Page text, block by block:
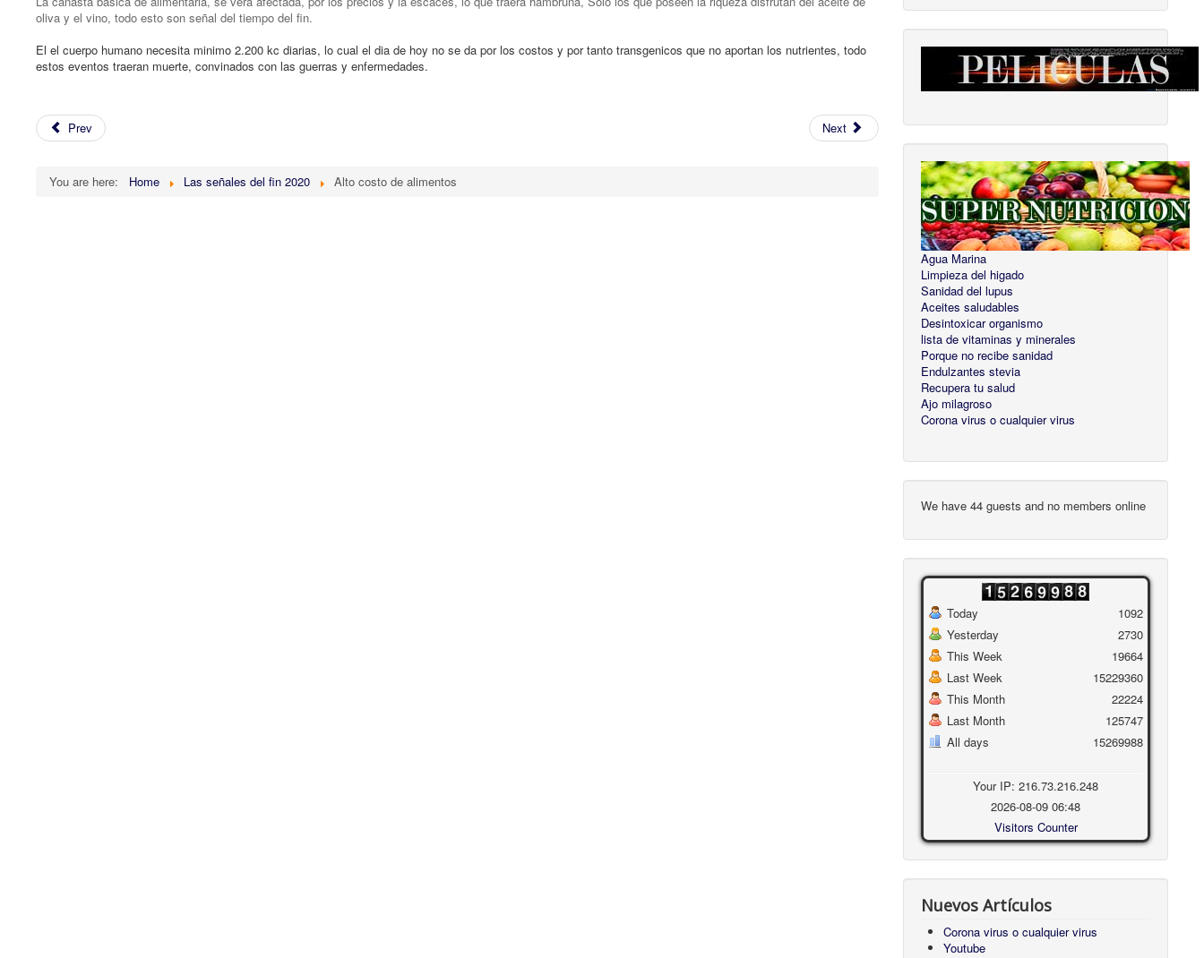
oliva y el vino, todo esto son señal del tiempo del fin.
El el cuerpo humano necesita minimo 2.200 kc diarias, lo cual el dia de hoy no se da por los costos y por tanto transgenicos que no aportan los nutrientes, todo
estos eventos traeran muerte, convinados con las guerras y enfermedades.
Prev Next
You are here: Home Las señales del fin 2020 Alto costo de alimentos
Agua Marina
Limpieza del higado
Sanidad del lupus
Aceites saludables
Desintoxicar organismo
lista de vitaminas y minerales
Porque no recibe sanidad
Endulzantes stevia
Recupera tu salud
Ajo milagroso
Corona virus o cualquier virus
We have 44 guests and no members online
Today
Yesterday
This Week
Last Week
This Month
Last Month
All days
1092
2730
19664
15229360
22224
125747
15269988
Your IP: 216.73.216.248
2026-08-09 06:48
Visitors Counter
Nuevos Artículos
Corona virus o cualquier virus
Youtube